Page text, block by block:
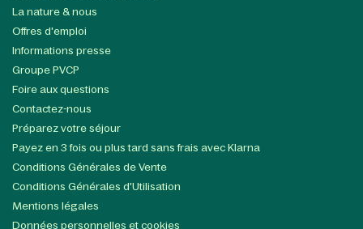
La nature & nous
Offres d'emploi
Informations presse
Groupe PVCP
Foire aux questions
Contactez-nous
Préparez votre séjour
Payez en 3 fois ou plus tard sans frais avec Klarna
Conditions Générales de Vente
Conditions Générales d'Utilisation
Mentions légales
Données personnelles et cookies